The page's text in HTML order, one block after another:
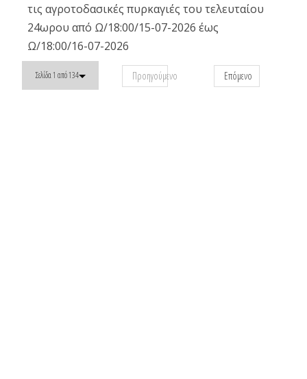
τις αγροτοδασικές πυρκαγιές του τελευταίου
24ωρου από Ω/18:00/15-07-2026 έως
Ω/18:00/16-07-2026
Σελίδα 1 από 134 Προηγούμενο Επόμενο